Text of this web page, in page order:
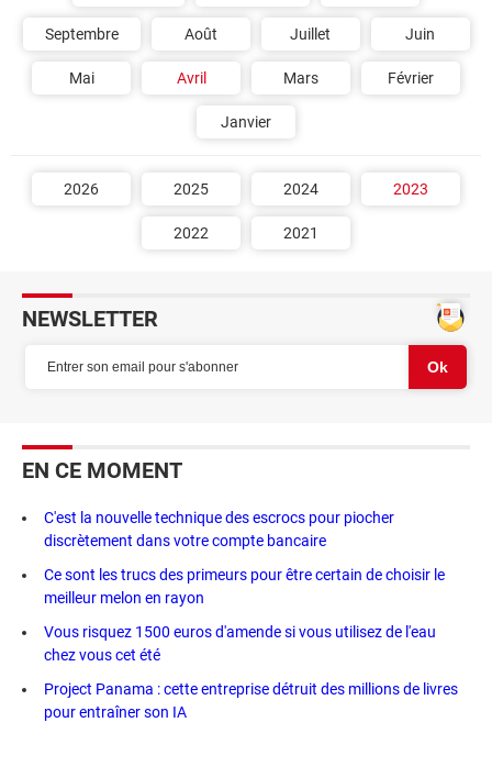
Septembre Août Juillet Juin
Mai Avril Mars Février
Janvier
2026 2025 2024 2023
2022 2021
NEWSLETTER
EN CE MOMENT
C'est la nouvelle technique des escrocs pour piocher
discrètement dans votre compte bancaire
Ce sont les trucs des primeurs pour être certain de choisir le
meilleur melon en rayon
Vous risquez 1500 euros d'amende si vous utilisez de l'eau
chez vous cet été
Project Panama : cette entreprise détruit des millions de livres
pour entraîner son IA